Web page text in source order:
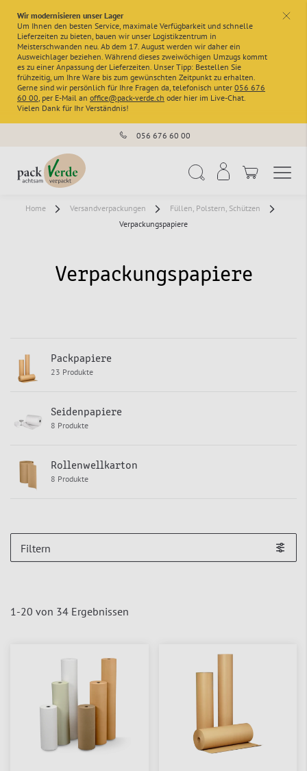
x
Wir modernisieren unser Lager
Um Ihnen den besten Service, maximale Verfügbarkeit und schnelle
Lieferzeiten zu bieten, bauen wir unser Logistikzentrum in
Meisterschwanden neu. Ab dem 17. August werden wir daher ein
Ausweichlager beziehen. Während dieses zweiwöchigen Umzugs kommt
es zu einer Anpassung der Lieferzeiten. Unser Tipp: Bestellen Sie
frühzeitig, um Ihre Ware bis zum gewünschten Zeitpunkt zu erhalten.
Gerne sind wir persönlich für Ihre Fragen da, telefonisch unter 056 676
60 00, per E-Mail an office@pack-verde.ch oder hier im Live-Chat.
Vielen Dank für Ihr Verständnis!
056 676 60 00
Home Versandverpackungen
Füllen, Polstern, Schützen
Verpackungspapiere
Verpackungspapiere
Packpapiere
23 Produkte
Seidenpapiere
8 Produkte
Rollenwellkarton
8 Produkte
Filtern
1-20 von 34 Ergebnissen